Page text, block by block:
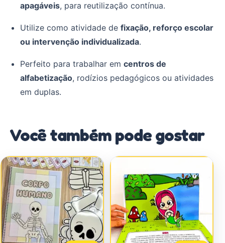
apagáveis, para reutilização contínua.
Utilize como atividade de fixação, reforço escolar
ou intervenção individualizada.
Perfeito para trabalhar em centros de
alfabetização, rodízios pedagógicos ou atividades
em duplas.
Você também pode gostar